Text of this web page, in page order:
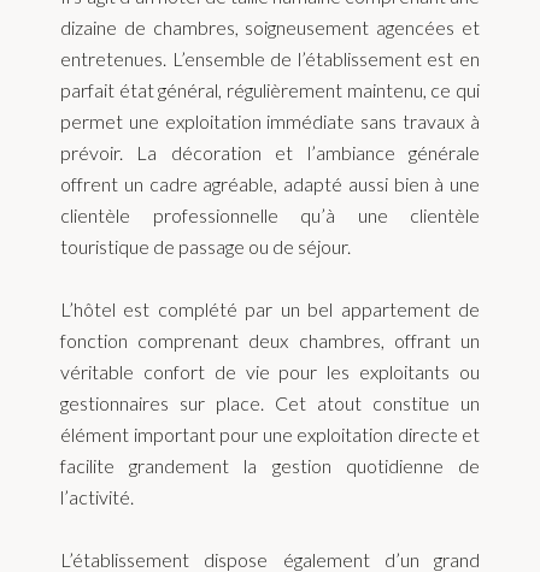
dizaine de chambres, soigneusement agencées et
entretenues. L’ensemble de l’établissement est en
parfait état général, régulièrement maintenu, ce qui
permet une exploitation immédiate sans travaux à
prévoir. La décoration et l’ambiance générale
offrent un cadre agréable, adapté aussi bien à une
clientèle professionnelle qu’à une clientèle
touristique de passage ou de séjour.
L’hôtel est complété par un bel appartement de
fonction comprenant deux chambres, offrant un
véritable confort de vie pour les exploitants ou
gestionnaires sur place. Cet atout constitue un
élément important pour une exploitation directe et
facilite grandement la gestion quotidienne de
l’activité.
L’établissement dispose également d’un grand